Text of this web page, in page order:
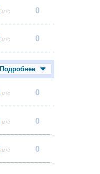
м/с 0
м/с 0
Подробнее
м/с 0
м/с 0
м/с 0